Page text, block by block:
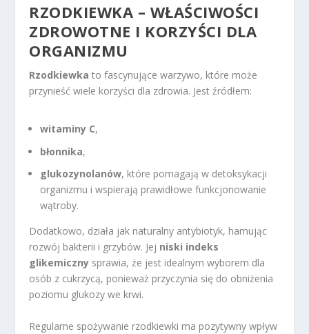
RZODKIEWKA – WŁAŚCIWOŚCI
ZDROWOTNE I KORZYŚCI DLA
ORGANIZMU
Rzodkiewka to fascynujące warzywo, które może
przynieść wiele korzyści dla zdrowia. Jest źródłem:
witaminy C,
błonnika,
glukozynolanów, które pomagają w detoksykacji
organizmu i wspierają prawidłowe funkcjonowanie
wątroby.
Dodatkowo, działa jak naturalny antybiotyk, hamując
rozwój bakterii i grzybów. Jej niski indeks
glikemiczny sprawia, że jest idealnym wyborem dla
osób z cukrzycą, ponieważ przyczynia się do obniżenia
poziomu glukozy we krwi.
Regularne spożywanie rzodkiewki ma pozytywny wpływ